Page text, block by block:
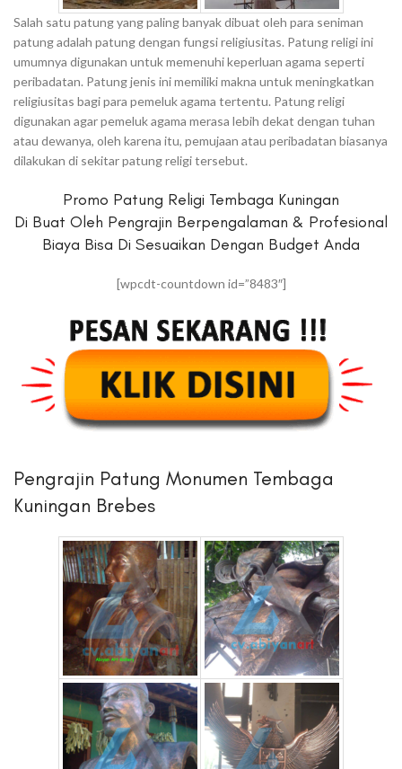
Salah satu patung yang paling banyak dibuat oleh para seniman
patung adalah patung dengan fungsi religiusitas. Patung religi ini
umumnya digunakan untuk memenuhi keperluan agama seperti
peribadatan. Patung jenis ini memiliki makna untuk meningkatkan
religiusitas bagi para pemeluk agama tertentu. Patung religi
digunakan agar pemeluk agama merasa lebih dekat dengan tuhan
atau dewanya, oleh karena itu, pemujaan atau peribadatan biasanya
dilakukan di sekitar patung religi tersebut.
Promo Patung Religi Tembaga Kuningan
Di Buat Oleh Pengrajin Berpengalaman & Profesional
Biaya Bisa Di Sesuaikan Dengan Budget Anda
[wpcdt-countdown id=”8483″]
Pengrajin Patung Monumen Tembaga
Kuningan Brebes